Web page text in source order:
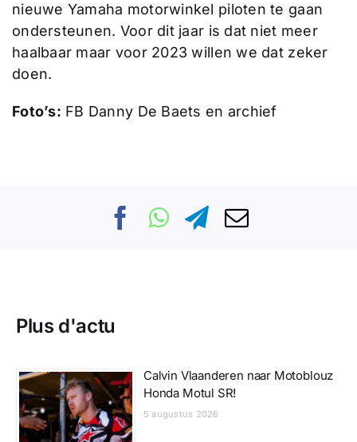
nieuwe Yamaha motorwinkel piloten te gaan
ondersteunen. Voor dit jaar is dat niet meer
haalbaar maar voor 2023 willen we dat zeker
doen.
Foto’s: FB Danny De Baets en archief
Plus d'actu
Calvin Vlaanderen naar Motoblouz
Honda Motul SR!
5 augustus 2026